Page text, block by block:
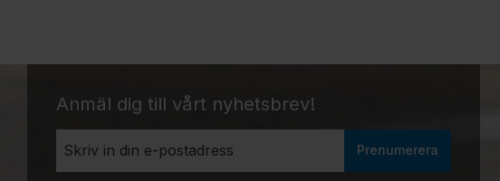
Anmäl dig till vårt nyhetsbrev!
Prenumerera